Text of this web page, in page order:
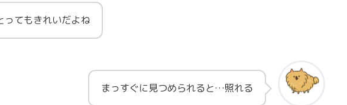
ってもきれいだよね
まっすぐに見つめられると…照れる